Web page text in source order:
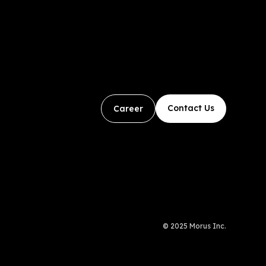
Career Contact Us
© 2025 Morus Inc.